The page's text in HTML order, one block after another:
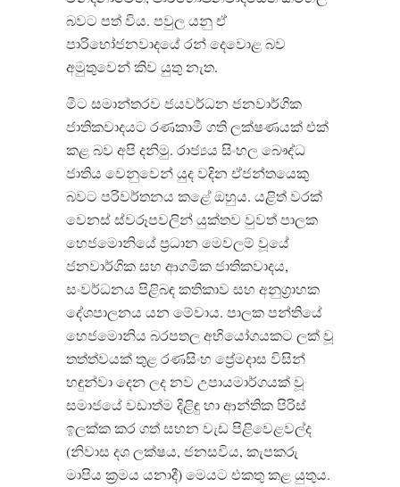
බවට පත් විය. පවුල යනු ඒ
පාරිභෝජනවාදයේ රන් දෙවොළ බව
අමුතුවෙන් කිව යුතු නැත.
මීට සමාන්තරව ජයවර්ධන ජනවාර්ගික
ජාතිකවාදයට රණකාමී ගති ලක්ෂණයක් එක්
කළ බව අපි දනිමු. රාජ්‍යය සිංහල බෞද්ධ
ජාතිය වෙනුවෙන් යුද වදින ඒජන්තයෙකු
බවට පරිවර්තනය කළේ ඔහුය. යළිත් වරක්
වෙනස් ස්වරූපවලින් යුක්තව වුවත් පාලක
හෙජමොනියේ ප්‍රධාන මෙවලම් වූයේ
ජනවාර්ගික සහ ආගමික ජාතිකවාදය,
සංවර්ධනය පිළිබඳ කතිකාව සහ අනුග්‍රාහක
දේශපාලනය යන මේවාය. පාලක පන්තියේ
හෙජමොනිය බරපතල අභියෝගයකට ලක් වූ
තත්ත්වයක් තුළ රණසිංහ ප්‍රේමදාස විසින්
හඳුන්වා දෙන ලද නව උපායමාර්ගයක් වූ
සමාජයේ වඩාත්ම දිළිඳු හා ආන්තික පිරිස්
ඉලක්ක කර ගත් සහන වැඩ පිළිවෙළවල්ද
(නිවාස දශ ලක්ෂය, ජනසවිය, කැපකරු
මාපිය ක්‍රමය යනාදී) මෙයට එකතු කළ යුතුය.